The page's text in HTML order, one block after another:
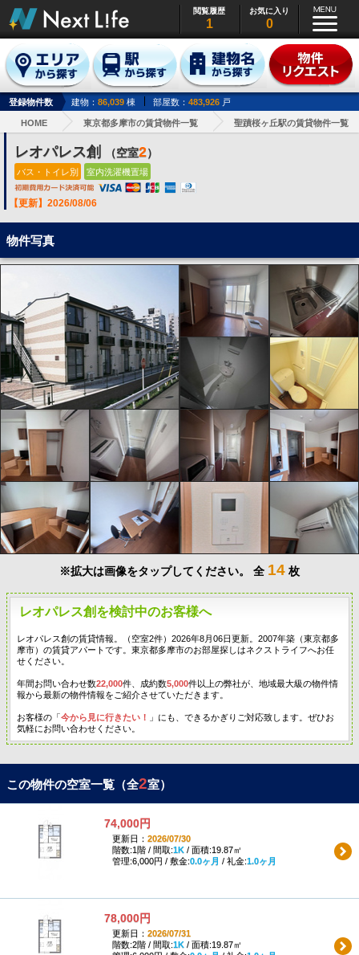
閲覧履歴
1
お気に入り
0
登録物件数 建物： 86,039 棟 部屋数： 483,926 戸
HOME 東京都多摩市の賃貸物件一覧 聖蹟桜ヶ丘駅の賃貸物件一覧
レオパレス創 （空室2）
バス・トイレ別 室内洗濯機置場
【更新】2026/08/06
物件写真
※拡大は画像をタップしてください。 全 14 枚
レオパレス創を検討中のお客様へ
レオパレス創の賃貸情報。（空室2件）2026年8月06日更新。2007年築（東京都多
摩市）の賃貸アパートです。東京都多摩市のお部屋探しはネクストライフへお任
せください。
年間お問い合わせ数22,000件、成約数5,000件以上の弊社が、地域最大級の物件情
報から最新の物件情報をご紹介させていただきます。
お客様の「今から見に行きたい！
」にも、できるかぎりご対応致します。ぜひお
気軽にお問い合わせください。
この物件の空室一覧（全2室）
74,000円
更新日： 2026/07/30
階数:1階 / 間取:1K/ 面積:19.87㎡
管理:6,000円 / 敷金:0.0ヶ月 / 礼金:1.0ヶ月
78,000円
更新日： 2026/07/31
階数:2階 / 間取:1K/ 面積:19.87㎡